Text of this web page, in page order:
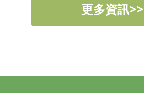
更多資訊>>